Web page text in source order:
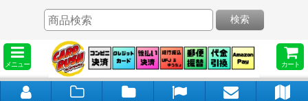
メニュー カート
検索